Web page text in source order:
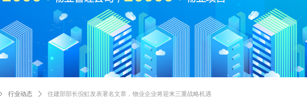
行业动态 ꄲ 住建部部长倪虹发表署名文章，物业企业将迎来三重战略机遇